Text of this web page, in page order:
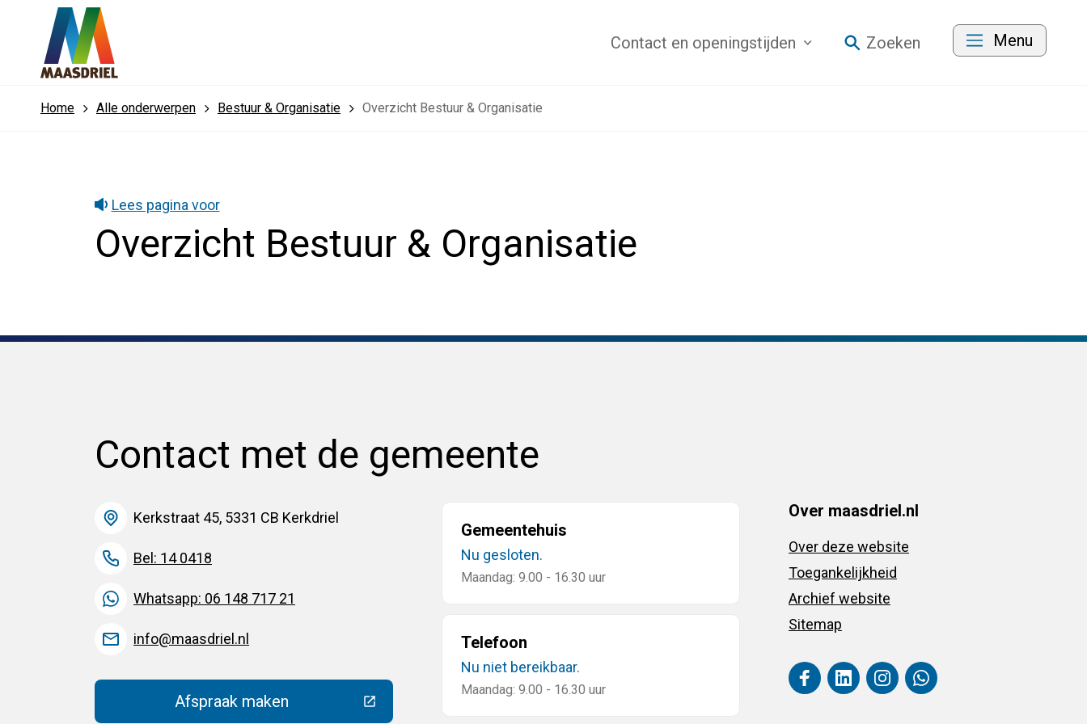
Contact en openingstijden Zoeken Menu
Home Alle onderwerpen Bestuur & Organisatie Overzicht Bestuur & Organisatie
Lees pagina voor
Overzicht Bestuur & Organisatie
Contact met de gemeente
Kerkstraat 45, 5331 CB Kerkdriel
Bel: 14 0418
Whatsapp: 06 148 717 21
info@maasdriel.nl
Afspraak maken(Deze link gaat naar een externe website)
Gemeentehuis
Nu gesloten.
Maandag: 9.00 - 16.30 uur
Telefoon
Nu niet bereikbaar.
Maandag: 9.00 - 16.30 uur
Over maasdriel.nl
Over deze website
Toegankelijkheid
Archief website
Sitemap